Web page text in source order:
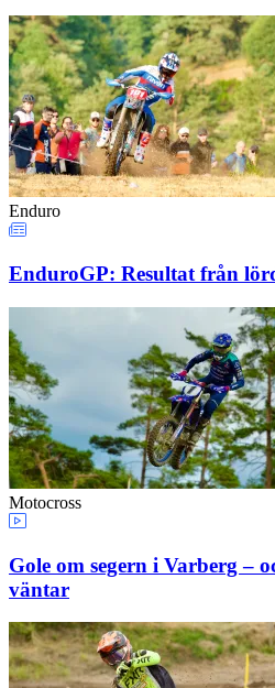
Enduro
EnduroGP: Resultat från
Motocross
Gole om segern i Varberg –
väntar